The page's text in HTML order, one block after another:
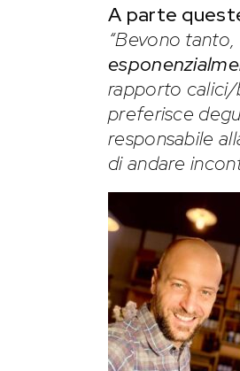
A parte
“Bevono
rapporto calici/
preferisce
responsabile
di andare